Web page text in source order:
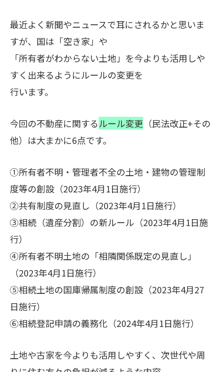
最近よく新聞やニュースで耳にされるかと思いま
すが、国は「空き家」や
「所有者がわからない土地」を今よりも活用しや
すく出来るようにルールの変更を
行います。
今回の不動産に関するルール変更 （民法改正+その
他）は大まかに6点です。
①所有者不明・管理者不全の土地・建物の管理制
度等の創設（2023年4月1日施行）
②共有制度の見直し（2023年4月1日施行）
③相続（遺産分割）の新ルール（2023年4月1日施
行）
④所有者不明土地の「相隣関係既定の見直し」
（2023年4月1日施行）
⑤相続土地の国庫帰属制度の創設（2023年4月27
日施行）
⑥相続登記申請の義務化（2024年4月1日施行）
土地や古家を今よりも活用しやすく、次世代や周